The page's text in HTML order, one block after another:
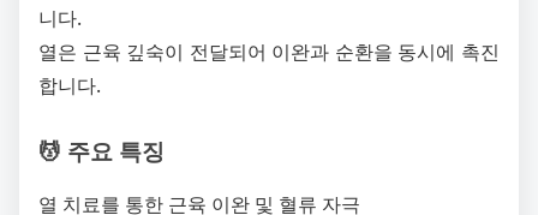
니다.
열은 근육 깊숙이 전달되어 이완과 순환을 동시에 촉진
합니다.
💆 주요 특징
열 치료를 통한 근육 이완 및 혈류 자극